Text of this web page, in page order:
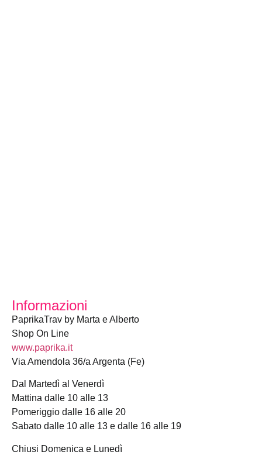
Informazioni
PaprikaTrav by Marta e Alberto
Shop On Line
www.paprika.it
Via Amendola 36/a Argenta (Fe)
Dal Martedì al Venerdì
Mattina dalle 10 alle 13
Pomeriggio dalle 16 alle 20
Sabato dalle 10 alle 13 e dalle 16 alle 19
Chiusi Domenica e Lunedì